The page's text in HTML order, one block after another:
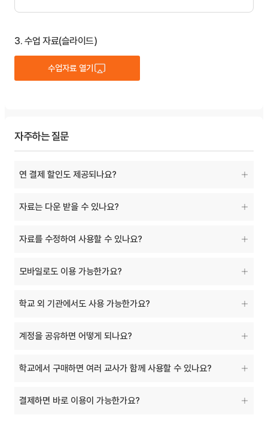
3. 수업 자료(슬라이드)
수업자료 열기
자주하는 질문
연 결제 할인도 제공되나요?
자료는 다운 받을 수 있나요?
자료를 수정하여 사용할 수 있나요?
모바일로도 이용 가능한가요?
학교 외 기관에서도 사용 가능한가요?
계정을 공유하면 어떻게 되나요?
학교에서 구매하면 여러 교사가 함께 사용할 수 있나요?
결제하면 바로 이용이 가능한가요?